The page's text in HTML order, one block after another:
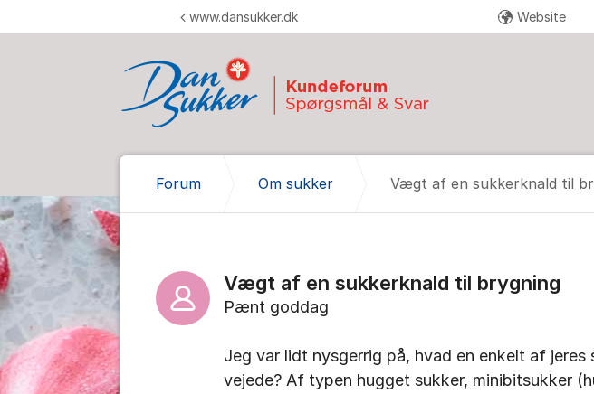
www.dansukker.dk Website
Forum Om sukker Vægt af en sukkerknald til
Vægt af en sukkerknald til brygning
Pænt goddag
Jeg var lidt nysgerrig på, hvad en enkelt af jeres
vejede? Af typen hugget sukker, minibitsukker